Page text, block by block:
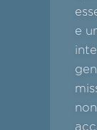
e